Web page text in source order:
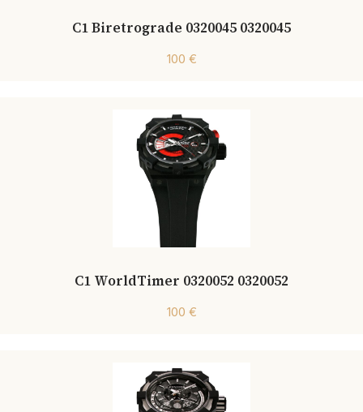
C1 Biretrograde 0320045 0320045
100 €
C1 WorldTimer 0320052 0320052
100 €